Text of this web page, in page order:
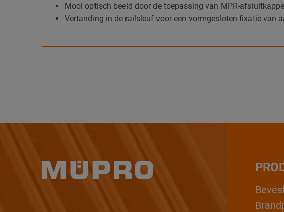
Mooi optisch beeld door de toepassing van MPR-
Vertanding in de railsleuf voor een vormgesloten fixatie van